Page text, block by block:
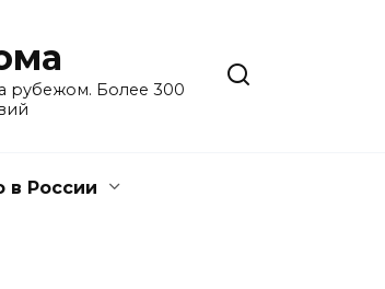
рубежом. Более 300
в России